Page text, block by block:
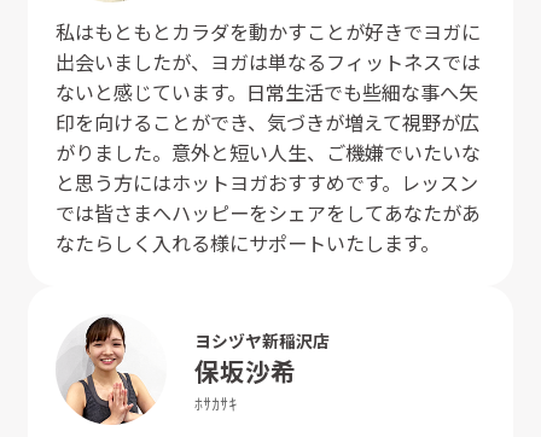
私はもともとカラダを動かすことが好きでヨガに
出会いましたが、ヨガは単なるフィットネスでは
ないと感じています。日常生活でも些細な事へ矢
印を向けることができ、気づきが増えて視野が広
がりました。意外と短い人生、ご機嫌でいたいな
と思う方にはホットヨガおすすめです。レッスン
では皆さまへハッピーをシェアをしてあなたがあ
なたらしく入れる様にサポートいたします。
ヨシヅヤ新稲沢店
保坂沙希
ﾎｻｶｻｷ